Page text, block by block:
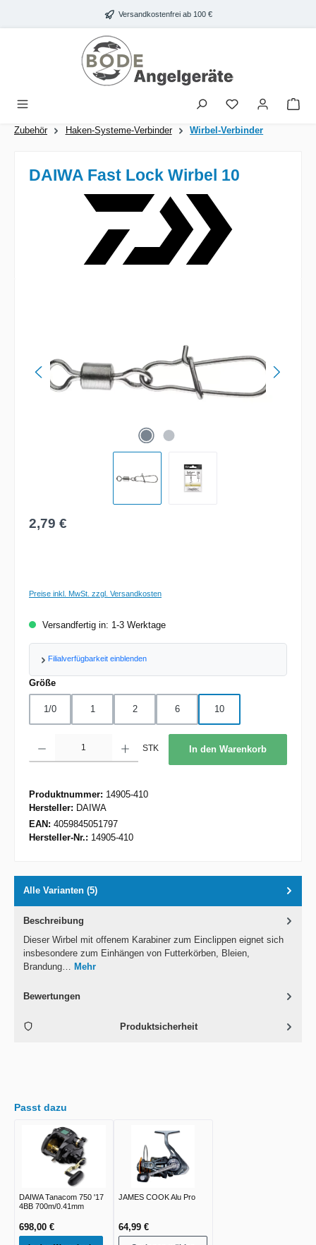
Zum Hauptinhalt springen Versandkostenfrei ab 100 €
Zubehör Haken-Systeme-Verbinder Wirbel-Verbinder
DAIWA Fast Lock Wirbel 10
Regulärer Preis:
2,79 €
Preise inkl. MwSt. zzgl. Versandkosten
Versandfertig in: 1-3 Werktage
Filialverfügbarkeit einblenden
Größeauswählen
1/0 1 2 6 10
STK In den Warenkorb
Produktnummer: 14905-410
Hersteller: DAIWA
EAN: 4059845051797
Hersteller-Nr.: 14905-410
Alle Varianten (5)
Beschreibung
Dieser Wirbel mit offenem Karabiner zum Einclippen eignet sich
insbesondere zum Einhängen von Futterkörben, Bleien,
Brandung… Mehr
Bewertungen
Produktsicherheit
Passt dazu
DAIWA Tanacom 750 '17
4BB 700m/0.41mm
698,00 €
JAMES COOK Alu Pro
64,99 €